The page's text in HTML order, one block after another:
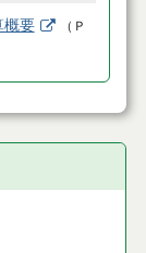
概要 （ Ｐ